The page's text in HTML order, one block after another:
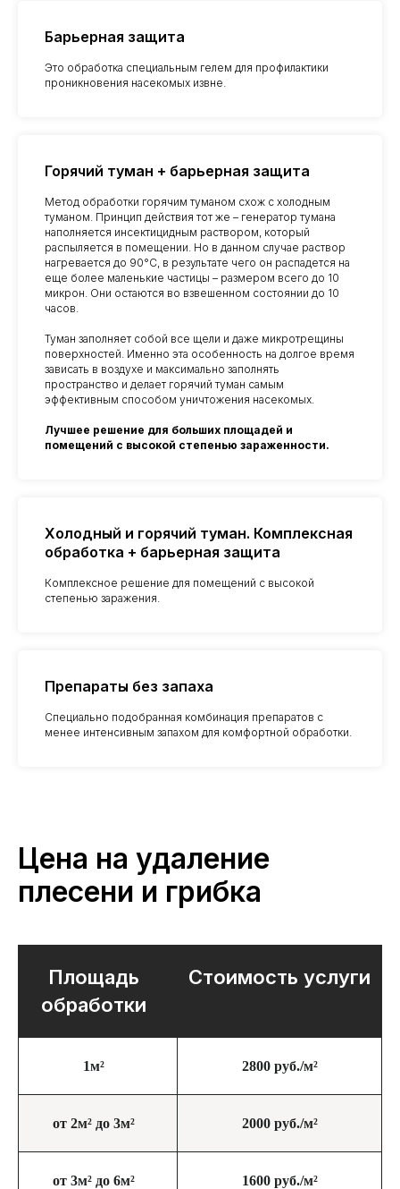
Барьерная защита
Это обработка специальным гелем для профилактики
проникновения насекомых извне.
Горячий туман + барьерная защита
Метод обработки горячим туманом схож с холодным
туманом. Принцип действия тот же – генератор тумана
наполняется инсектицидным раствором, который
распыляется в помещении. Но в данном случае раствор
нагревается до 90°C, в результате чего он распадется на
еще более маленькие частицы – размером всего до 10
микрон. Они остаются во взвешенном состоянии до 10
часов.
Туман заполняет собой все щели и даже микротрещины
поверхностей. Именно эта особенность на долгое время
зависать в воздухе и максимально заполнять
пространство и делает горячий туман самым
эффективным способом уничтожения насекомых.
Лучшее решение для больших площадей и
помещений с высокой степенью зараженности.
Холодный и горячий туман. Комплексная
обработка + барьерная защита
Комплексное решение для помещений с высокой
степенью заражения.
Препараты без запаха
Специально подобранная комбинация препаратов с
менее интенсивным запахом для комфортной обработки.
Цена на удаление
плесени и грибка
Площадь
обработки
Стоимость услуги
1м² 2800 руб./м²
от 2м² до 3м² 2000 руб./м²
от 3м² до 6м² 1600 руб./м²